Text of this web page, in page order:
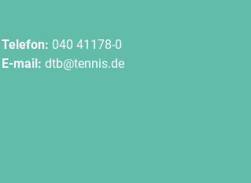
Telefon: 040 41178-0
E-mail: dtb@tennis.de